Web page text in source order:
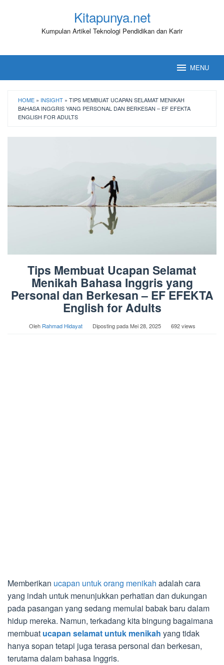
Kitapunya.net
Kumpulan Artikel Teknologi Pendidikan dan Karir
MENU
HOME » INSIGHT » TIPS MEMBUAT UCAPAN SELAMAT MENIKAH
BAHASA INGGRIS YANG PERSONAL DAN BERKESAN – EF EFEKTA
ENGLISH FOR ADULTS
Tips Membuat Ucapan Selamat
Menikah Bahasa Inggris yang
Personal dan Berkesan – EF EFEKTA
English for Adults
Oleh Rahmad Hidayat Diposting padaMei 28, 2025 692 views
Memberikan ucapan untuk orang menikah adalah cara
yang indah untuk menunjukkan perhatian dan dukungan
pada pasangan yang sedang memulai babak baru dalam
hidup mereka. Namun, terkadang kita bingung bagaimana
membuat ucapan selamat untuk menikah yang tidak
hanya sopan tetapi juga terasa personal dan berkesan,
terutama dalam bahasa Inggris.